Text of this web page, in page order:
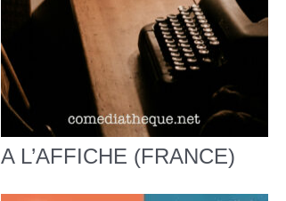
A L’AFFICHE (FRANCE)